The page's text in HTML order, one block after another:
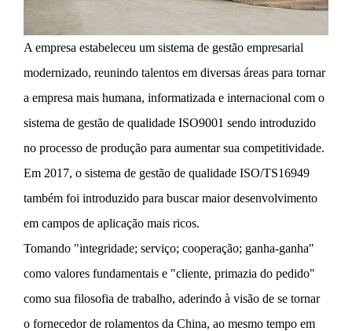
A empresa estabeleceu um sistema de gestão empresarial
modernizado, reunindo talentos em diversas áreas para tornar
a empresa mais humana, informatizada e internacional com o
sistema de gestão de qualidade ISO9001 sendo introduzido
no processo de produção para aumentar sua competitividade.
Em 2017, o sistema de gestão de qualidade ISO/TS16949
também foi introduzido para buscar maior desenvolvimento
em campos de aplicação mais ricos.
Tomando "integridade; serviço; cooperação; ganha-ganha"
como valores fundamentais e "cliente, primazia do pedido"
como sua filosofia de trabalho, aderindo à visão de se tornar
o fornecedor de rolamentos da China, ao mesmo tempo em